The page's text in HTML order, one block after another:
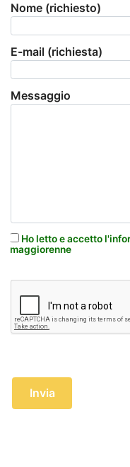
Nome (richiesto)
E-mail (richiesta)
Messaggio
Ho letto e accetto
maggiorenne